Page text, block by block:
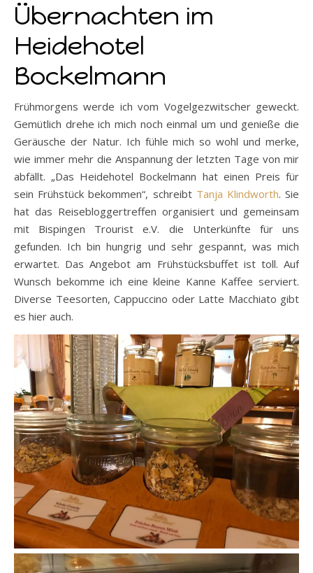
Übernachten im
Heidehotel
Bockelmann
Frühmorgens werde ich vom Vogelgezwitscher geweckt.
Gemütlich drehe ich mich noch einmal um und genieße die
Geräusche der Natur. Ich fühle mich so wohl und merke,
wie immer mehr die Anspannung der letzten Tage von mir
abfällt. „Das Heidehotel Bockelmann hat einen Preis für
sein Frühstück bekommen“, schreibt Tanja Klindworth. Sie
hat das Reisebloggertreffen organisiert und gemeinsam
mit Bispingen Trourist e.V. die Unterkünfte für uns
gefunden. Ich bin hungrig und sehr gespannt, was mich
erwartet. Das Angebot am Frühstücksbuffet ist toll. Auf
Wunsch bekomme ich eine kleine Kanne Kaffee serviert.
Diverse Teesorten, Cappuccino oder Latte Macchiato gibt
es hier auch.